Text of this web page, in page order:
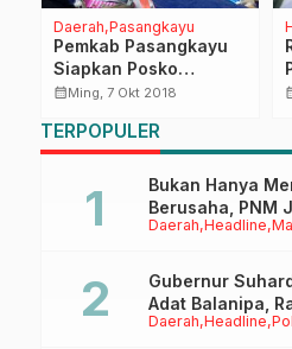
Daerah Pasangkayu
Pemkab Pasangkayu
Siapkan Posko
Logistik di Donggala
calendar_monthMing, 7 Okt 2018
TERPOPULER
Daerah Headline
Bukan Hanya
Berusaha, PNM
Anaknya Untuk
Daerah Headline
Gubernur
Adat Balanipa,
Tappidena